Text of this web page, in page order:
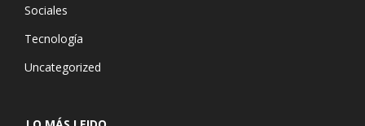
Sociales
Tecnología
Uncategorized